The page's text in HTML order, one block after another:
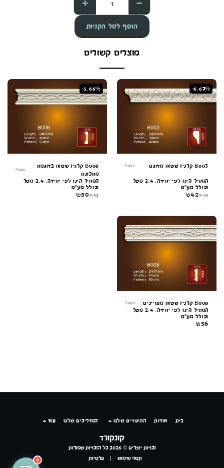
הוסף לסל הקניות
מוצרים קשורים
-6.67%
B003 קרניז שטוח מדוגם B003
המחיר הינו לפי יחידה: 2.4 מטר
וכולל מע"מ
₪45
₪42
-5.66%
B006 קרניז שטוח בדוגמת
מתכונת
B006
המחיר הינו לפי יחידה: 2.4 מטר
וכולל מע"מ.
₪53
₪50
B008 קרניז שטוח מעויינים B008
המחיר הינו לפי יחידה: 2.4 מטר
וכולל מע"מ.
₪56
קונקורד
זכויות יוצרים © 2026 כל הזכויות שמורות
תנאי שימוש |פרטיות
בית אודות החיפויים שלנו המדריכים שלנו עוד
1
מקוון עכשיו